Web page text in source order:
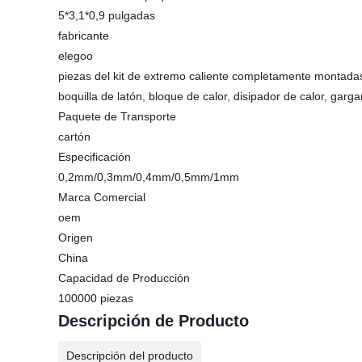
5*3,1*0,9 pulgadas
fabricante
elegoo
piezas del kit de extremo caliente completamente
boquilla de latón, bloque de calor, disipador de calor,
Paquete de Transporte
cartón
Especificación
0,2mm/0,3mm/0,4mm/0,5mm/1mm
Marca Comercial
oem
Origen
China
Capacidad de Producción
100000 piezas
Descripción de Producto
Descripción del producto